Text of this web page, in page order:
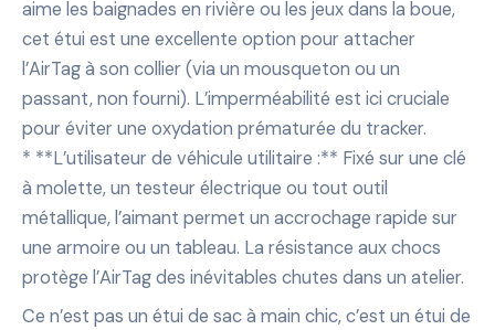
aime les baignades en rivière ou les jeux dans la boue,
cet étui est une excellente option pour attacher
l’AirTag à son collier (via un mousqueton ou un
passant, non fourni). L’imperméabilité est ici cruciale
pour éviter une oxydation prématurée du tracker.
* **L’utilisateur de véhicule utilitaire :** Fixé sur une clé
à molette, un testeur électrique ou tout outil
métallique, l’aimant permet un accrochage rapide sur
une armoire ou un tableau. La résistance aux chocs
protège l’AirTag des inévitables chutes dans un atelier.
Ce n’est pas un étui de sac à main chic, c’est un étui de